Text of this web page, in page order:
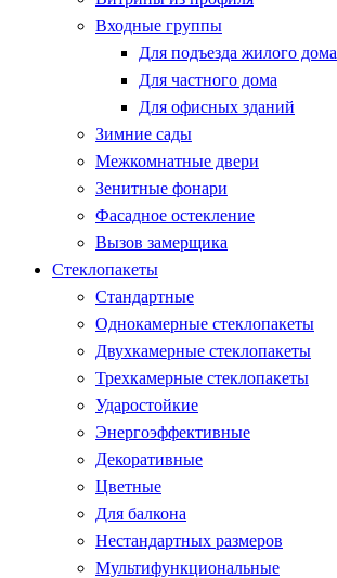
Входные группы
Для подъезда жилого дома
Для частного дома
Для офисных зданий
Зимние сады
Межкомнатные двери
Зенитные фонари
Фасадное остекление
Вызов замерщика
Стеклопакеты
Стандартные
Однокамерные стеклопакеты
Двухкамерные стеклопакеты
Трехкамерные стеклопакеты
Ударостойкие
Энергоэффективные
Декоративные
Цветные
Для балкона
Нестандартных размеров
Мультифункциональные